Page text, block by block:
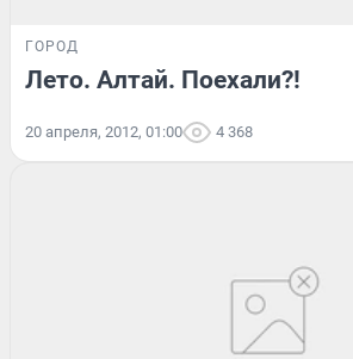
ГОРОД
Лето. Алтай. Поехали?!
20 апреля, 2012, 01:00 4 368